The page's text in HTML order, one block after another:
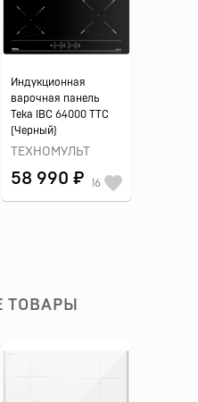
Индукционная
варочная панель
Teka IBC 64000 TTC
(Черный)
ТЕХНОМУЛЬТ
58 990 ₽ 16
ТОВАРЫ